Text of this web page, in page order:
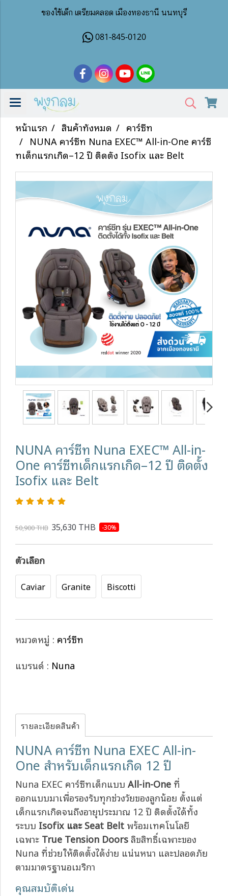
ของใช้เด็ก เตรียมคลอด เมืองทองธานี นนทบุรี
081-845-0120
หน้าแรก สินค้าทั้งหมด
คาร์ซีท
NUNA คาร์ซีท Nuna EXEC™ All-in-One คาร์ซี
ทเด็กแรกเกิด–12 ปี ติดตั้ง Isofix และ Belt
NUNA คาร์ซีท Nuna EXEC™ All-in-
One คาร์ซีทเด็กแรกเกิด–12 ปี ติดตั้ง
Isofix และ Belt
50,900 THB 35,630 THB -30%
ตัวเลือก
Caviar Granite Biscotti
หมวดหมู่ : คาร์ซีท
แบรนด์ : Nuna
รายละเอียดสินค้า
NUNA คาร์ซีท Nuna EXEC All-in-
One สำหรับเด็กแรกเกิด 12 ปี
Nuna EXEC คาร์ซีทเด็กแบบ All-in-One ที่
ออกแบบมาเพื่อรองรับทุกช่วงวัยของลูกน้อย ตั้งแต่
เด็กแรกเกิดจนถึงอายุประมาณ 12 ปี ติดตั้งได้ทั้ง
ระบบ Isofix และ Seat Belt พร้อมเทคโนโลยี
เฉพาะ True Tension Doors ลิขสิทธิ์เฉพาะของ
Nuna ที่ช่วยให้ติดตั้งได้ง่าย แน่นหนา และปลอดภัย
ตามมาตรฐานอเมริกา
คุณสมบัติเด่น